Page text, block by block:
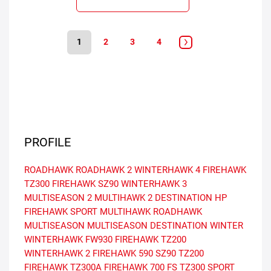
1 2 3 4
PROFILE
ROADHAWK ROADHAWK 2 WINTERHAWK 4 FIREHAWK
TZ300 FIREHAWK SZ90 WINTERHAWK 3
MULTISEASON 2 MULTIHAWK 2 DESTINATION HP
FIREHAWK SPORT MULTIHAWK ROADHAWK
MULTISEASON MULTISEASON DESTINATION WINTER
WINTERHAWK FW930 FIREHAWK TZ200
WINTERHAWK 2 FIREHAWK 590 SZ90 TZ200
FIREHAWK TZ300A FIREHAWK 700 FS TZ300 SPORT